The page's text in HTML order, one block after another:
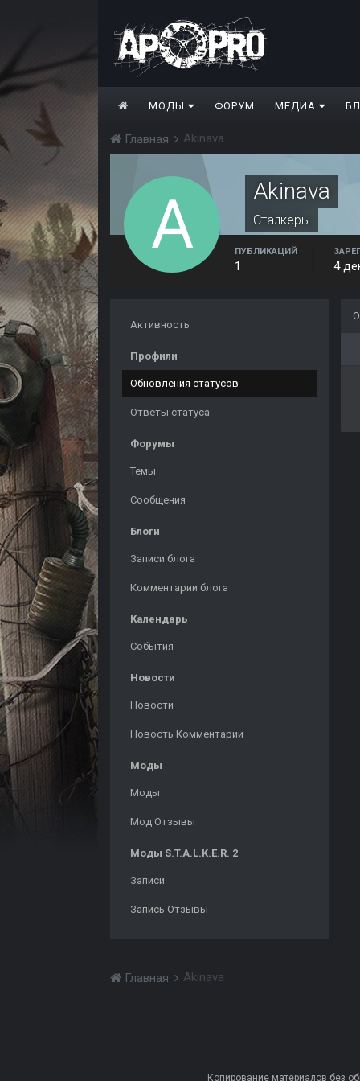
МОДЫ ФОРУМ МЕДИА
Главная Akinava
Akinava
Сталкеры
ПУБЛИКАЦИЙ
1 4
Активность
Профили
Обновления статусов
Ответы статуса
Форумы
Темы
Сообщения
Блоги
Записи блога
Комментарии блога
Календарь
События
Новости
Новости
Новость Комментарии
Моды
Моды
Мод Отзывы
Моды S.T.A.L.K.E.R. 2
Записи
Запись Отзывы
Главная Akinava
Копирование материалов без